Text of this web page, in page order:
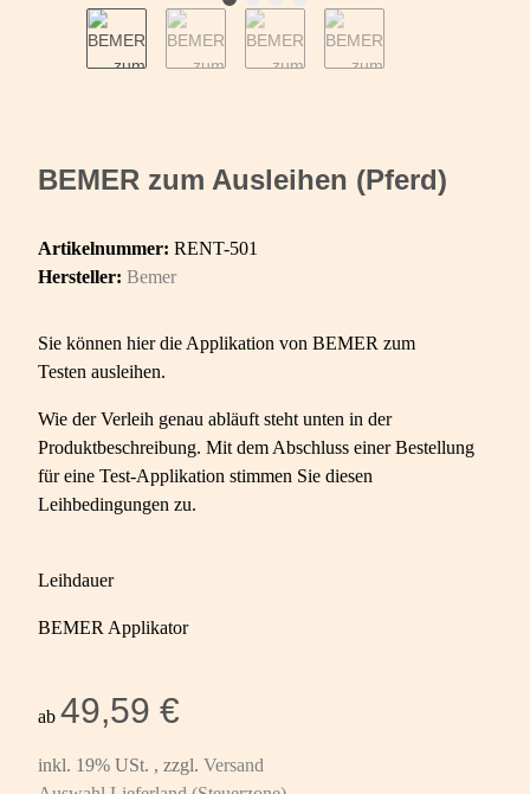
BEMER zum Ausleihen (Pferd)
Artikelnummer: RENT-501
Hersteller: Bemer
Sie können hier die Applikation von BEMER zum
Testen ausleihen.
Wie der Verleih genau abläuft steht unten in der
Produktbeschreibung. Mit dem Abschluss einer Bestellung
für eine Test-Applikation stimmen Sie diesen
Leihbedingungen zu.
Leihdauer
BEMER Applikator
ab 49,59 €
inkl. 19% USt. , zzgl. Versand